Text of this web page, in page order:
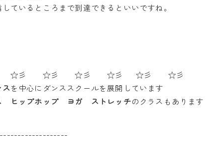
いるところまで到達できるといいですね。
彡 ☆彡 ☆彡 ☆彡 ☆彡 ☆彡
を中心にダンススクールを展開しています
ヒップホップ ヨガ ストレッチのクラスもあります